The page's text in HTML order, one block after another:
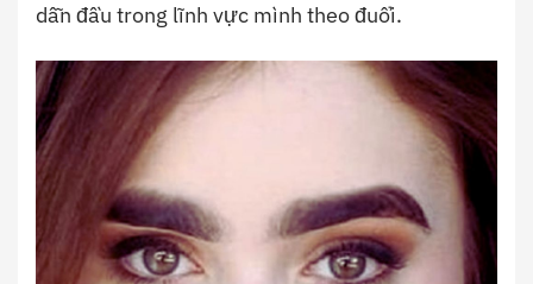
dẫn đầu trong lĩnh vực mình theo đuổi.